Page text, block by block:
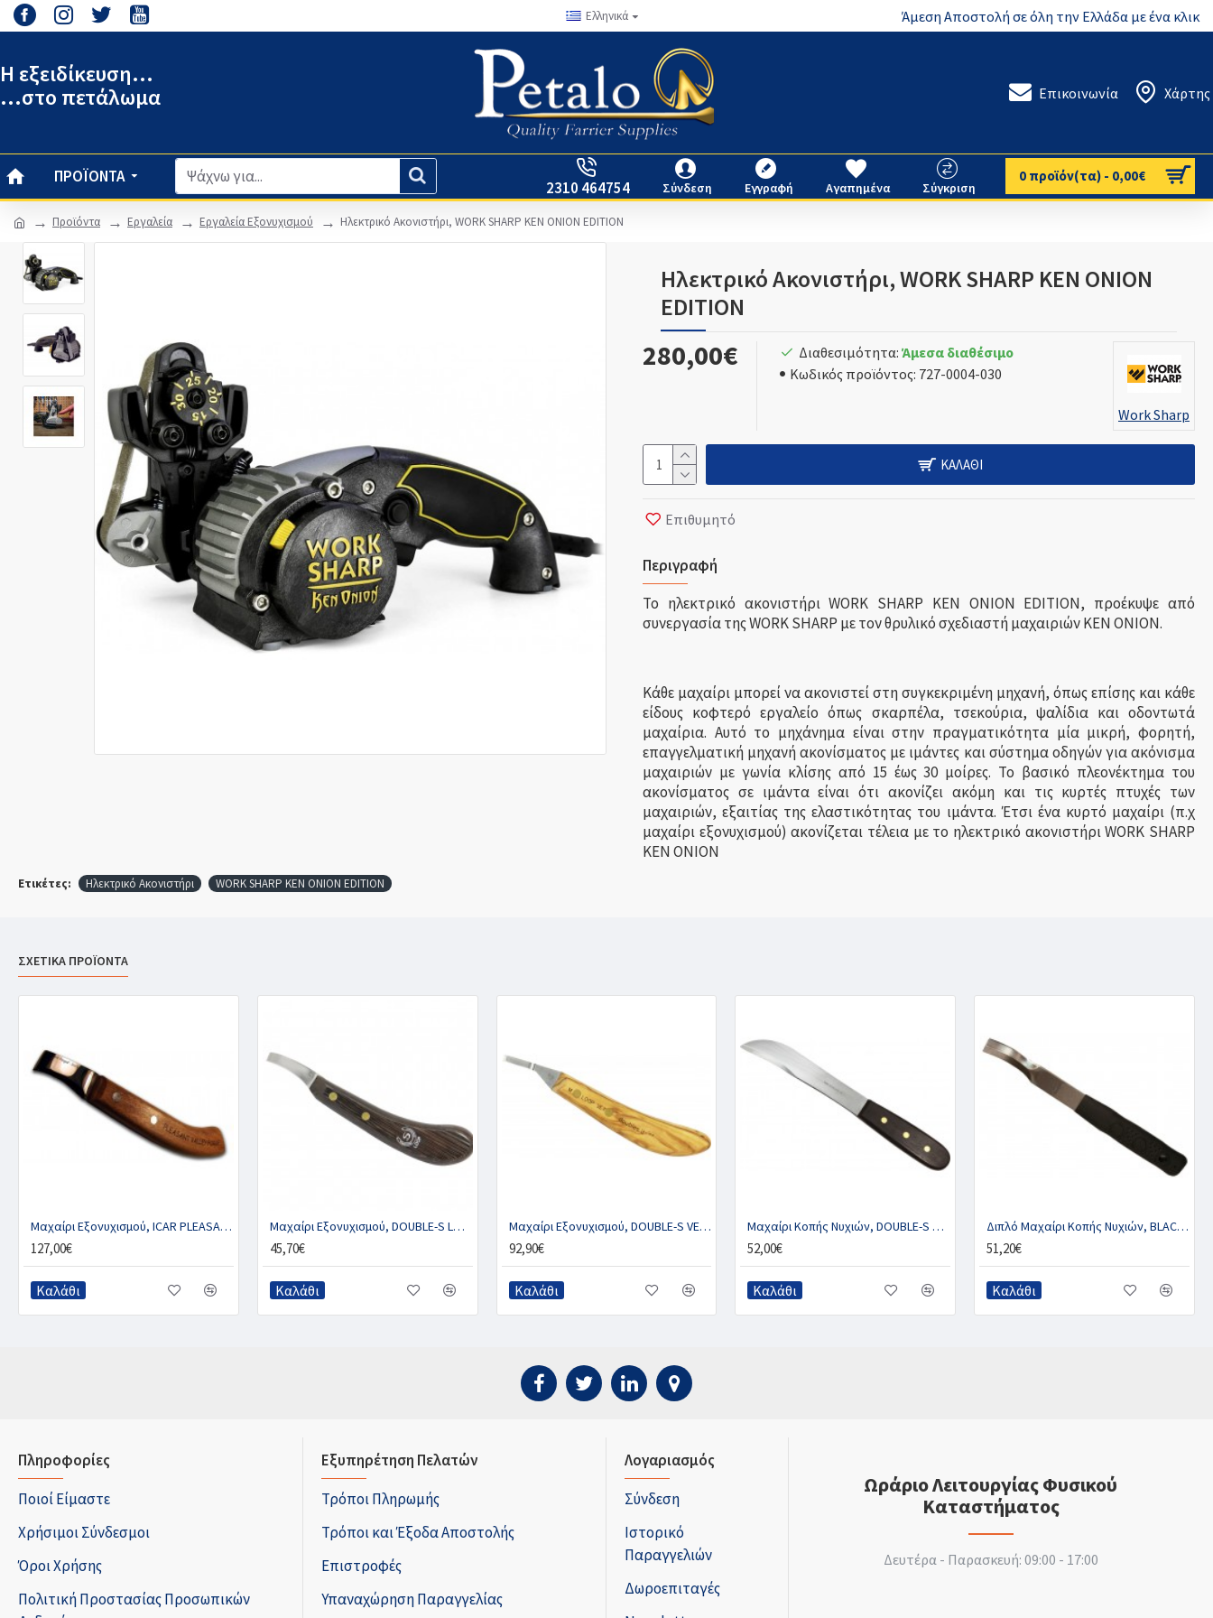
Ελληνικά Άμεση Αποστολή σε όλη την Ελλάδα με ένα κλικ
Η εξειδίκευση...
...στο πετάλωμα
Επικοινωνία Χάρτης
ΠΡΟΪΌΝΤΑ
2310 464754 Σύνδεση Εγγραφή Αγαπημένα Σύγκριση
0 προϊόν(τα) - 0,00€
Προϊόντα Εργαλεία Εργαλεία Εξονυχισμού Ηλεκτρικό Ακονιστήρι, WORK SHARP KEN ONION EDITION
Ηλεκτρικό Ακονιστήρι, WORK SHARP KEN ONION
EDITION
280,00€ Διαθεσιμότητα: Άμεσα διαθέσιμο
Κωδικός προϊόντος: 727-0004-030
Work Sharp
ΚΑΛΆΘΙ
Επιθυμητό
Περιγραφή
Το ηλεκτρικό ακονιστήρι WORK SHARP KEN ONION EDITION, προέκυψε από
συνεργασία της WORK SHARP με τον θρυλικό σχεδιαστή μαχαιριών KEN ONION.
Κάθε μαχαίρι μπορεί να ακονιστεί στη συγκεκριμένη μηχανή, όπως επίσης και κάθε
είδους κοφτερό εργαλείο όπως σκαρπέλα, τσεκούρια, ψαλίδια και οδοντωτά
μαχαίρια. Αυτό το μηχάνημα είναι στην πραγματικότητα μία μικρή, φορητή,
επαγγελματική μηχανή ακονίσματος με ιμάντες και σύστημα οδηγών για ακόνισμα
μαχαιριών με γωνία κλίσης από 15 έως 30 μοίρες. Το βασικό πλεονέκτημα του
ακονίσματος σε ιμάντα είναι ότι ακονίζει ακόμη και τις κυρτές πτυχές των
μαχαιριών, εξαιτίας της ελαστικότητας του ιμάντα. Έτσι ένα κυρτό μαχαίρι (π.χ
μαχαίρι εξονυχισμού) ακονίζεται τέλεια με το ηλεκτρικό ακονιστήρι WORK SHARP
KEN ONION
Ετικέτες: Ηλεκτρικό Ακονιστήρι WORK SHARP KEN ONION EDITION
ΣΧΕΤΙΚΑ ΠΡΟΪΟΝΤΑ
Μαχαίρι Εξονυχισμού, ICAR PLEASANT VALEY LOOP
127,00€
Καλάθι
Μαχαίρι Εξονυχισμού, DOUBLE-S LOOP
45,70€
Καλάθι
Μαχαίρι Εξονυχισμού, DOUBLE-S VET LOOP
92,90€
Καλάθι
Μαχαίρι Κοπής Νυχιών, DOUBLE-S KURKI
52,00€
Καλάθι
Διπλό Μαχαίρι Κοπής Νυχιών, BLACKSMITH
51,20€
Καλάθι
Πληροφορίες
Ποιοί Είμαστε
Χρήσιμοι Σύνδεσμοι
Όροι Χρήσης
Πολιτική Προστασίας Προσωπικών
Εξυπηρέτηση Πελατών
Τρόποι Πληρωμής
Τρόποι και Έξοδα Αποστολής
Επιστροφές
Υπαναχώρηση Παραγγελίας
Λογαριασμός
Σύνδεση
Ιστορικό
Παραγγελιών
Δωροεπιταγές
Ωράριο Λειτουργίας Φυσικού
Καταστήματος
Δευτέρα - Παρασκευή: 09:00 - 17:00